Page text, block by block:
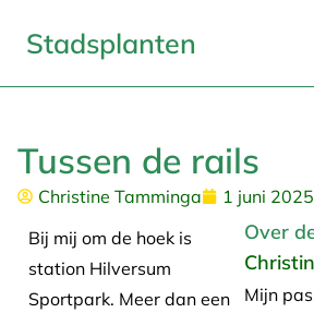
Stadsplanten
Tussen de rails
Christine Tamminga
1 juni 2025
Bij mij om de hoek is
station Hilversum
Sportpark. Meer dan een
Over
Mijn